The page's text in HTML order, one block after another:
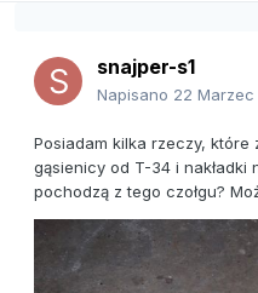
snajper-s1
Napisano 22 Marzec
Posiadam kilka rzeczy, które
gąsienicy od T-34 i nakładki
pochodzą z tego czołgu?